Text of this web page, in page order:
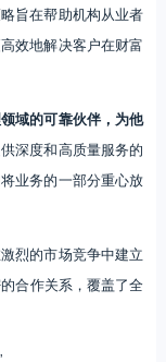
旨在帮助机构从业者
效地解决客户在财富
域的可靠伙伴，为他
深度和高质量服务的
业务的一部分重心放
烈的市场竞争中建立
合作关系，覆盖了全